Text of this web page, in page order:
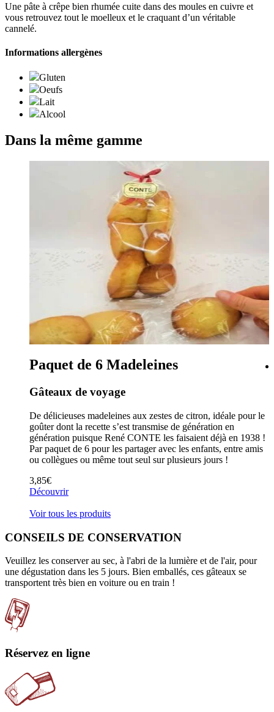
Une pâte à crêpe bien rhumée cuite dans des moules en cuivre et
vous retrouvez tout le moelleux et le craquant d’un véritable
cannelé.
Informations allergènes
Gluten
Oeufs
Lait
Alcool
Dans la même gamme
Paquet de 6 Madeleines
Gâteaux de voyage
De délicieuses madeleines aux zestes de citron, idéale pour le
goûter dont la recette s’est transmise de génération en
génération puisque René CONTE les faisaient déjà en 1938 !
Par paquet de 6 pour les partager avec les enfants, entre amis
ou collègues ou même tout seul sur plusieurs jours !
3,85€
Découvrir
Voir tous les produits
CONSEILS DE CONSERVATION
Veuillez les conserver au sec, à l'abri de la lumière et de l'air, pour
une dégustation dans les 5 jours. Bien emballés, ces gâteaux se
transportent très bien en voiture ou en train !
Réservez en ligne